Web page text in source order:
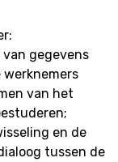
gegevens
werknemers
van het
en de
tussen de